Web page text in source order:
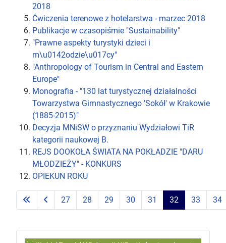
2018
Ćwiczenia terenowe z hotelarstwa - marzec 2018
Publikacje w czasopiśmie "Sustainability"
"Prawne aspekty turystyki dzieci i
m\u0142odzie\u017cy"
"Anthropology of Tourism in Central and Eastern
Europe"
Monografia - "130 lat turystycznej działalności
Towarzystwa Gimnastycznego 'Sokół' w Krakowie
(1885-2015)"
Decyzja MNiSW o przyznaniu Wydziałowi TiR
kategorii naukowej B.
REJS DOOKOŁA ŚWIATA NA POKŁADZIE "DARU
MŁODZIEŻY" - KONKURS
OPIEKUN ROKU
27 28 29 30 31 32 33 34